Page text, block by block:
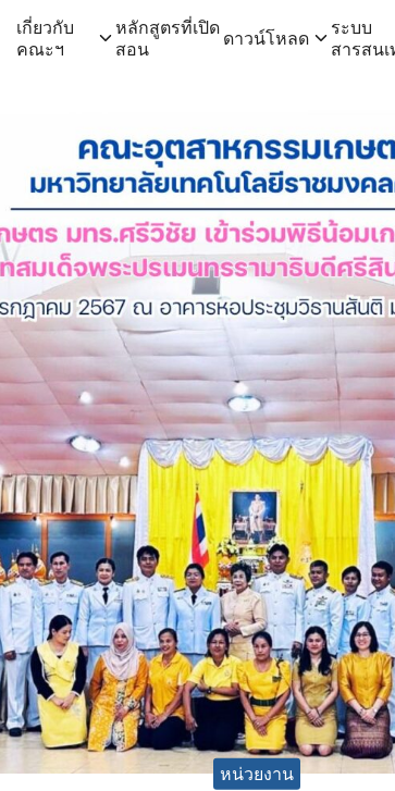
เกี่ยวกับ
คณะฯ
หลักสูตรที่เปิด
สอน
ดาวน์โหลด
ระบบ
สารสน
หน่วยงาน